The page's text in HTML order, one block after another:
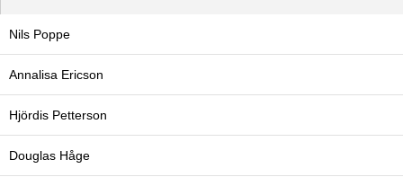
Nils Poppe
Annalisa Ericson
Hjördis Petterson
Douglas Håge